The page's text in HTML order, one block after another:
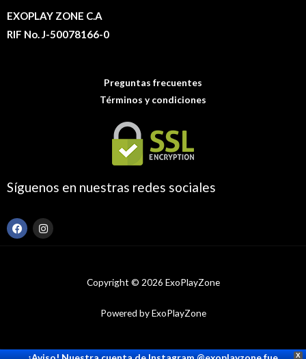
EXOPLAY ZONE C.A
RIF No. J-50078166-0
Preguntas frecuentes
Términos y condiciones
Síguenos en nuestras redes sociales
F
a
I
n
Copyright © 2026 ExoPlayZone
Powered by ExoPlayZone
X